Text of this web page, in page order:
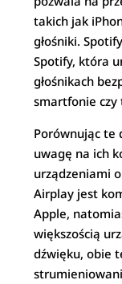
takich jak
głośniki.
Spotify, która
głośnikach
smartfonie czy
Porównując te
uwagę na ich
urządzeniami
Airplay jest
Apple,
większością
dźwięku, obie